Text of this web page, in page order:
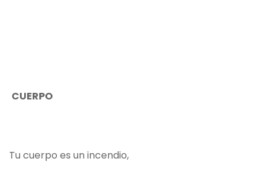
CUERPO
Tu cuerpo es un incendio,